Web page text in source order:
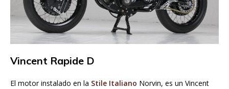
Vincent Rapide D
El motor instalado en la Stile Italiano Norvin, es un Vincent